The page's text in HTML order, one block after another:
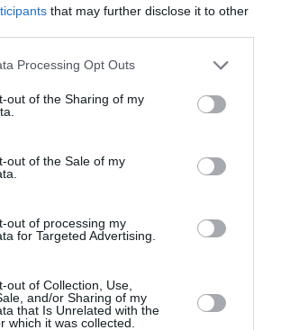
that may further disclose it to other
website/app uses one or more Google
visit or usage behaviour. You may click to
to Google and its third-party tags to
below specified purposes in below Google
Processing Opt Outs
out of the Sharing of my
out of the Sale of my
out of processing my
for Targeted Advertising.
out of Collection, Use,
and/or Sharing of my
that Is Unrelated with the
which it was collected.
termékek
–
BÖGRE
Bögre
A LEGJOBB ÉVJÁRAT –
1975 ÉVSZÁMOS BÖGRE
Current
price